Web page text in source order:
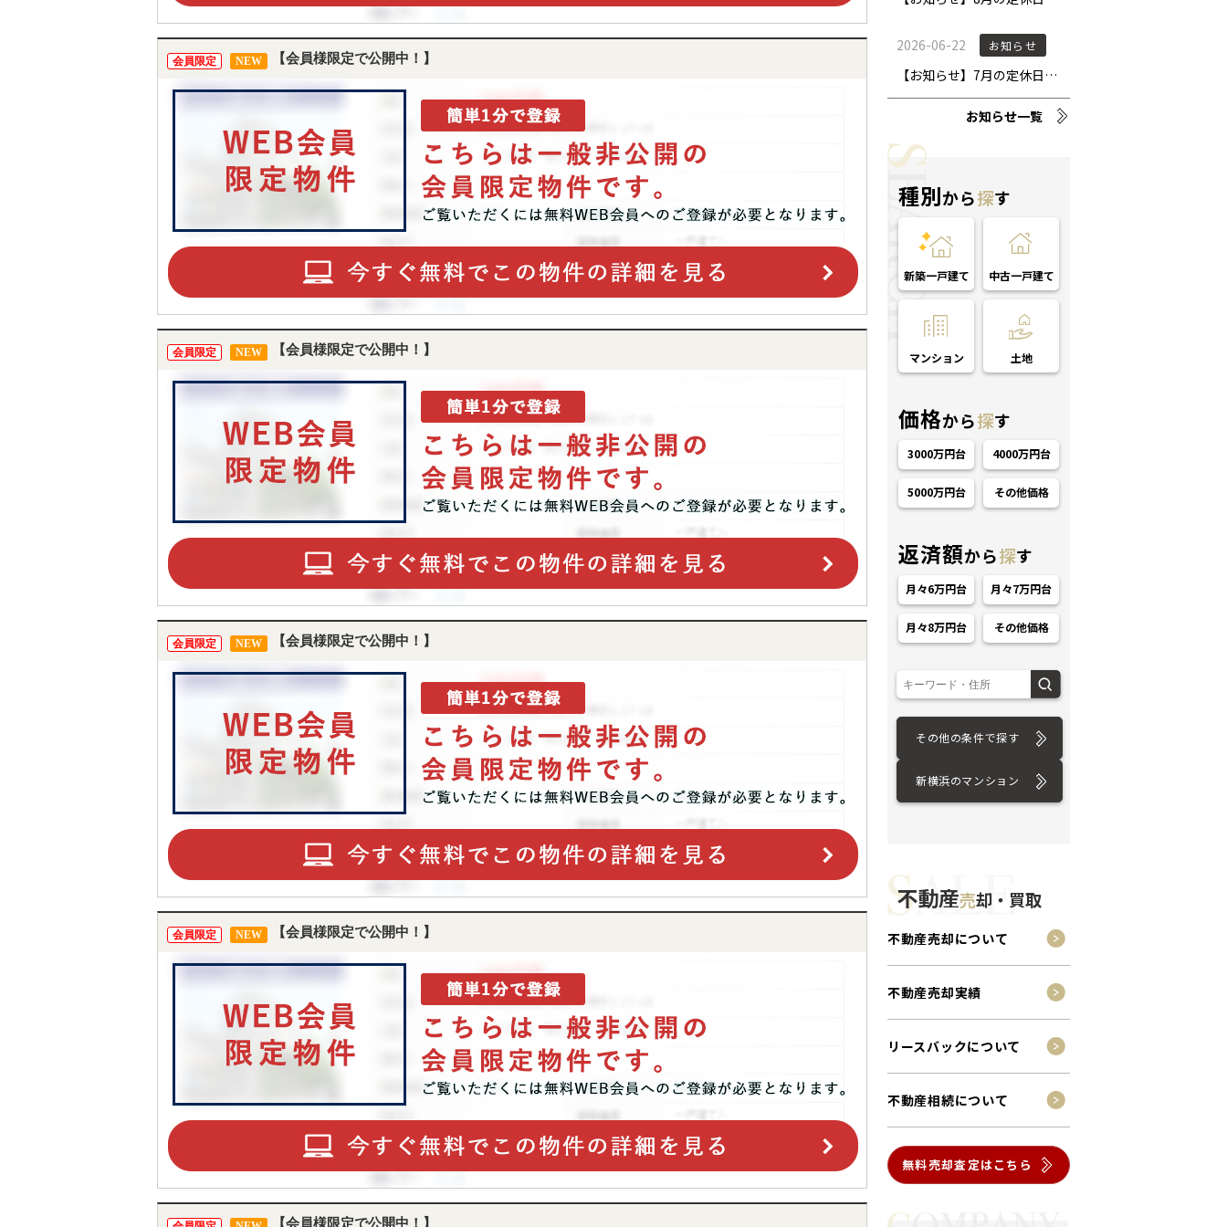
TOP
トップページ
SEARCH
新横浜のマンション
BUY
買いたい
RENT
借りたい リースバック
INHERITANCE
不動産相続
COMPANY
会社概要
STAFF
スタッフ紹介
RECRUIT
採用情報
CONTACT
お問い合わせ
会員限定 NEW 【会員様限定で公開中！】
会員限定 NEW 【会員様限定で公開中！】
会員限定 NEW 【会員様限定で公開中！】
会員限定 NEW 【会員様限定で公開中！】
【会員様限定で公開中！】
お知らせ一覧
種別から探す
新築一戸建て 中古一戸建て
マンション 土地
価格から探す
3000万円台 4000万円台
5000万円台 その他価格
返済額から探す
月々6万円台 月々7万円台
月々8万円台 その他価格
その他の条件で探す
新横浜のマンション
不動産売却・買取
不動産売却について
不動産売却実績
リースバックについて
不動産相続について
無料売却査定はこちら